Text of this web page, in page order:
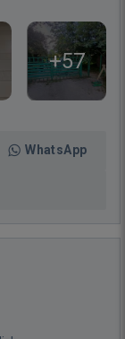
+57
WhatsApp